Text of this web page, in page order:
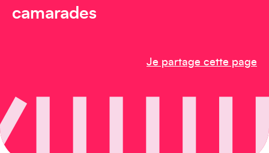
camarades
Je partage cette page
Amérique du Nord